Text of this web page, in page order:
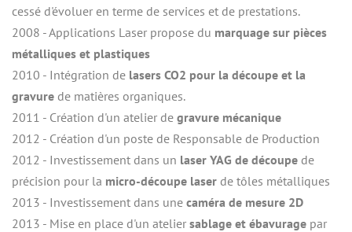
cessé d'évoluer en terme de services et de prestations.
2008 - Applications Laser propose du marquage sur pièces
métalliques et plastiques
2010 - Intégration de lasers CO2 pour la découpe et la
gravure de matières organiques.
2011 - Création d'un atelier de gravure mécanique
2012 - Création d'un poste de Responsable de Production
2012 - Investissement dans un laser YAG de découpe de
précision pour la micro-découpe laser de tôles métalliques
2013 - Investissement dans une caméra de mesure 2D
2013 - Mise en place d'un atelier sablage et ébavurage par